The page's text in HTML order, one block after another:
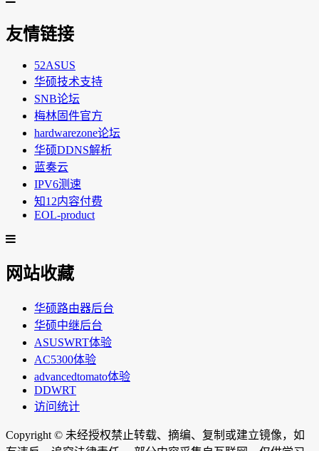
友情链接
52ASUS
华硕技术支持
SNB论坛
梅林固件官方
hardwarezone论坛
华硕DDNS解析
蓝奏云
IPV6测速
知12内容付费
EOL-product
网站收藏
华硕路由器后台
华硕中继后台
ASUSWRT体验
AC5300体验
advancedtomato体验
DDWRT
访问统计
Copyright © 未经授权禁止转载、摘编、复制或建立镜像，如